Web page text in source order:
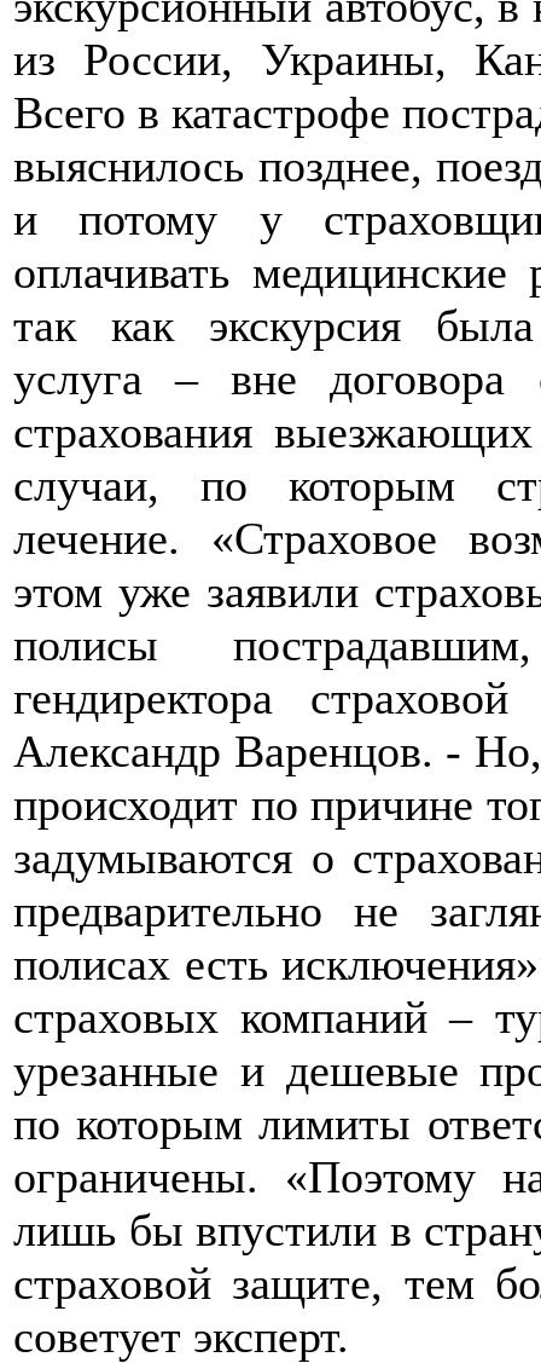
из России, Украины,
Всего в катастрофе
выяснилось позднее,
и потому у
оплачивать медицинские
так как экскурсия
услуга – вне договора
страхования
случаи, по которым
лечение. «Страховое
этом уже заявили
полисы
гендиректора
Александр Варенцов. -
происходит по причине
задумываются о
предварительно не
полисах есть
страховых компаний –
урезанные и дешевые
по которым лимиты
ограничены. «Поэтому
лишь бы впустили в
страховой защите, тем
советует эксперт.